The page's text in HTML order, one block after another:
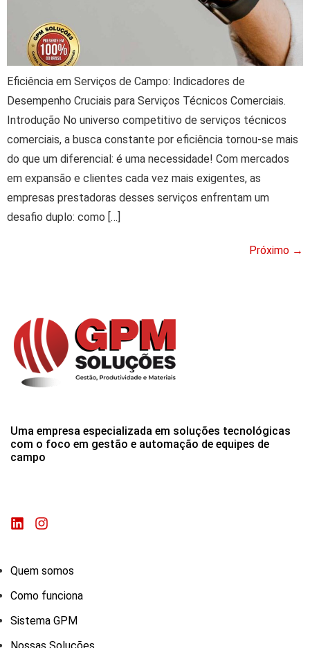
Eficiência em Serviços de Campo: Indicadores de
Desempenho Cruciais para Serviços Técnicos Comerciais.
Introdução No universo competitivo de serviços técnicos
comerciais, a busca constante por eficiência tornou-se mais
do que um diferencial: é uma necessidade! Com mercados
em expansão e clientes cada vez mais exigentes, as
empresas prestadoras desses serviços enfrentam um
desafio duplo: como […]
Próximo →
Uma empresa especializada em soluções tecnológicas
com o foco em gestão e automação de equipes de
campo
Quem somos
Como funciona
Sistema GPM